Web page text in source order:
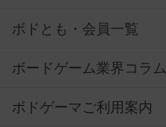
ボドとも・会員一覧
ボードゲーム業界コラム
ボドゲーマご利用案内